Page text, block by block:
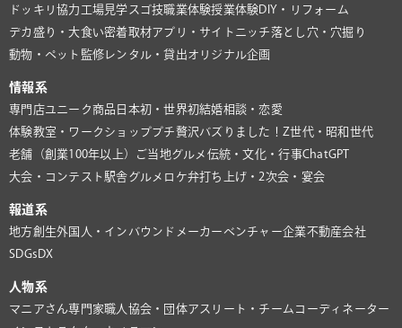
ドッキリ協力 工場見学 スゴ技職業体験授業体験DIY・リフォーム
デカ盛り・大食い密着取材アプリ・サイト ニッチ落とし穴・穴掘り
動物・ペット 監修レンタル・貸出オリジナル企画
情報系
専門店ユニーク商品 日本初・世界初結婚相談・恋愛
体験教室・ワークショッププチ贅沢バズりました！ Z世代・昭和世代
老舗（創業100年以上）
ご当地グルメ 伝統・文化・行事ChatGPT
大会・コンテスト 駅舎グルメ ロケ弁打ち上げ・2次会・宴会
報道系
地方創生外国人・インバウンド メーカー ベンチャー企業不動産会社
SDGsDX
人物系
マニアさん専門家職人 協会・団体アスリート・チーム コーディネーター